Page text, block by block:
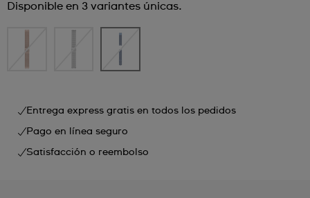
Disponible en 3 variantes únicas.
Entrega express gratis en todos los pedidos
Pago en línea seguro
Satisfacción o reembolso